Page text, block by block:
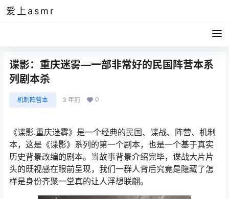
爱上asmr
谍影：重庆迷雾—一部非常好的民国阵营本系
列剧本杀
机制阵营本 3 年前 0
《谍影.重庆迷雾》是一个经典的民国、谍战、阵营、机制
本，这是《谍影》系列的第一个剧本，也是一个基于真实
历史背景改编的剧本。当故事背景介绍完毕，谍战大片片
头的既视感在眼前呈现，我们一群人背后究竟是隐藏了怎
样是身份齐聚一堂真的让人浮想联翩。